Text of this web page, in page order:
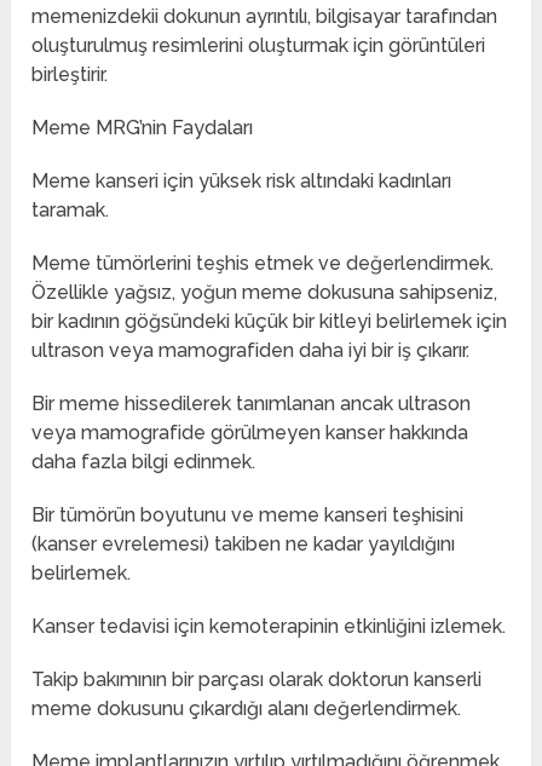
memenizdekii dokunun ayrıntılı, bilgisayar tarafından
oluşturulmuş resimlerini oluşturmak için görüntüleri
birleştirir.
Meme MRG’nin Faydaları
Meme kanseri için yüksek risk altındaki kadınları
taramak.
Meme tümörlerini teşhis etmek ve değerlendirmek.
Özellikle yağsız, yoğun meme dokusuna sahipseniz,
bir kadının göğsündeki küçük bir kitleyi belirlemek için
ultrason veya mamografiden daha iyi bir iş çıkarır.
Bir meme hissedilerek tanımlanan ancak ultrason
veya mamografide görülmeyen kanser hakkında
daha fazla bilgi edinmek.
Bir tümörün boyutunu ve meme kanseri teşhisini
(kanser evrelemesi) takiben ne kadar yayıldığını
belirlemek.
Kanser tedavisi için kemoterapinin etkinliğini izlemek.
Takip bakımının bir parçası olarak doktorun kanserli
meme dokusunu çıkardığı alanı değerlendirmek.